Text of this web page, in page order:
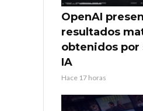
OpenAI
resultados
obtenidos por
IA
Hace 17 horas